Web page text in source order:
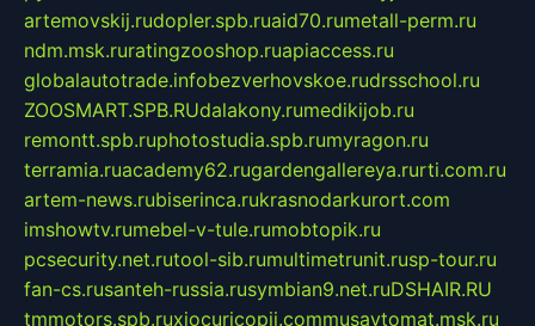
artemovskij.rudopler.spb.ruaid70.rumetall-perm.ru
ndm.msk.ruratingzooshop.ruapiaccess.ru
globalautotrade.infobezverhovskoe.rudrsschool.ru
ZOOSMART.SPB.RUdalakony.rumedikijob.ru
remontt.spb.ruphotostudia.spb.rumyragon.ru
terramia.ruacademy62.rugardengallereya.rurti.com.ru
artem-news.rubiserinca.rukrasnodarkurort.com
imshowtv.rumebel-v-tule.rumobtopik.ru
pcsecurity.net.rutool-sib.rumultimetrunit.rusp-tour.ru
fan-cs.rusanteh-russia.rusymbian9.net.ruDSHAIR.RU
tmmotors.spb.ruxjocuricopii.commusavtomat.msk.ru